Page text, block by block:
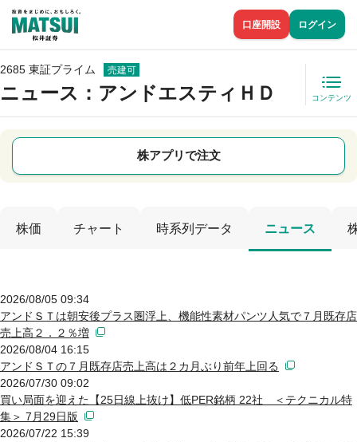
口座開設 ログイン
2685 東証プライム 売建可
ニュース ：アンドエスティＨＤ コンテンツ
株アプリで注文
株価 チャート 時系列データ ニュース
2026/08/05 09:34
アンドＳＴは朝安後プラス圏浮上、機能性素材パンツ人気で７月既存店
売上高２．２％増
2026/08/04 16:15
アンドＳＴの７月既存店売上高は２カ月ぶり前年上回る
2026/07/30 09:02
買い局面を迎えた【25日線上抜け】低PER銘柄 22社 ＜テクニカル特
集＞ 7月29日版
2026/07/22 15:39